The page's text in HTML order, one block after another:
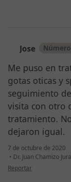
Jose
Me puso en
gotas oticas y
seguimiento
visita con otro
tratamiento.
dejaron igual.
7 de octubre de 2020
• Dr. Juan Chamizo
en opinión del usuario
Reportar